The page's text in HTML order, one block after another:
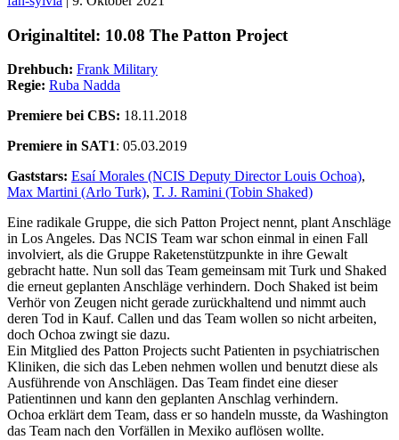
Originaltitel: 10.08 The Patton Project
Drehbuch: Frank Military
Regie: Ruba Nadda
Premiere bei CBS: 18.11.2018
Premiere in SAT1: 05.03.2019
Gaststars: Esaí Morales (NCIS Deputy Director Louis Ochoa),
Max Martini (Arlo Turk), T. J. Ramini (Tobin Shaked)
Eine radikale Gruppe, die sich Patton Project nennt, plant Anschläge
in Los Angeles. Das NCIS Team war schon einmal in einen Fall
involviert, als die Gruppe Raketenstützpunkte in ihre Gewalt
gebracht hatte. Nun soll das Team gemeinsam mit Turk und Shaked
die erneut geplanten Anschläge verhindern. Doch Shaked ist beim
Verhör von Zeugen nicht gerade zurückhaltend und nimmt auch
deren Tod in Kauf. Callen und das Team wollen so nicht arbeiten,
doch Ochoa zwingt sie dazu.
Ein Mitglied des Patton Projects sucht Patienten in psychiatrischen
Kliniken, die sich das Leben nehmen wollen und benutzt diese als
Ausführende von Anschlägen. Das Team findet eine dieser
Patientinnen und kann den geplanten Anschlag verhindern.
Ochoa erklärt dem Team, dass er so handeln musste, da Washington
das Team nach den Vorfällen in Mexiko auflösen wollte.